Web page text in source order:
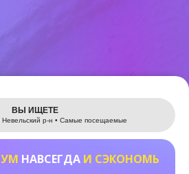
Leaflet
ВЫ ИЩЕТЕ
Невельский р-н • Самые посещаемые
НАВСЕГДА И СЭКОНОМЬ